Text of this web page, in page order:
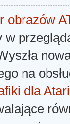
obrazów
w
na
dla Atari